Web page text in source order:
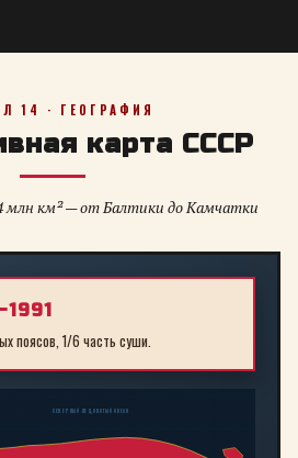
14 · ГЕОГРАФИЯ
карта СССР
млн км² — от Балтики до Камчатки
поясов, 1/6 часть суши.
СЕВЕРНЫЙ ЛЕДОВИТЫЙ ОКЕАН